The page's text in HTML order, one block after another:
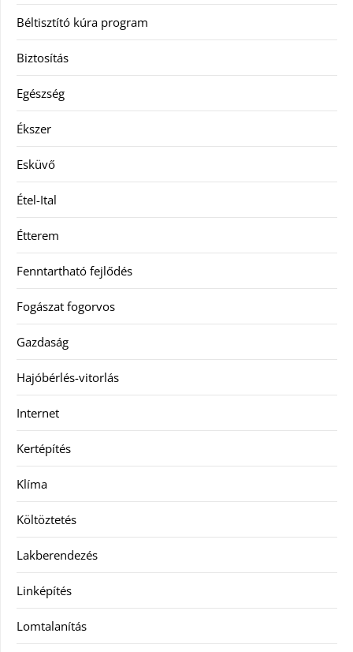
Béltisztító kúra program
Biztosítás
Egészség
Ékszer
Esküvő
Étel-Ital
Étterem
Fenntartható fejlődés
Fogászat fogorvos
Gazdaság
Hajóbérlés-vitorlás
Internet
Kertépítés
Klíma
Költöztetés
Lakberendezés
Linképítés
Lomtalanítás